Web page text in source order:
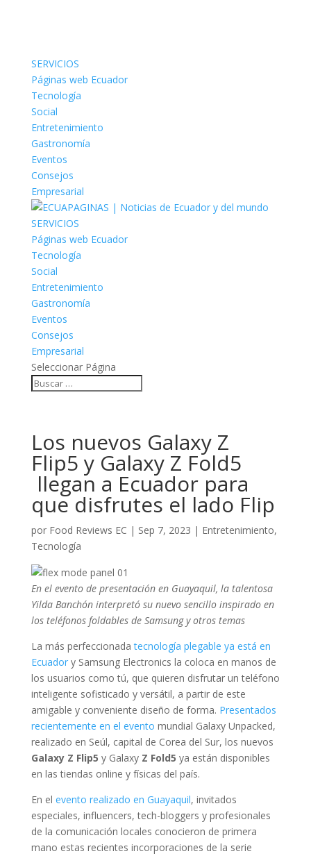
SERVICIOS
Páginas web Ecuador
Tecnología
Social
Entretenimiento
Gastronomía
Eventos
Consejos
Empresarial
SERVICIOS
Páginas web Ecuador
Tecnología
Social
Entretenimiento
Gastronomía
Eventos
Consejos
Empresarial
Seleccionar Página
Los nuevos Galaxy Z
Flip5 y Galaxy Z Fold5
llegan a Ecuador para
que disfrutes el lado Flip
por Food Reviews EC | Sep 7, 2023 | Entretenimiento,
Tecnología
En el evento de presentación en Guayaquil, la talentosa
Yilda Banchón interpretó su nuevo sencillo inspirado en
los teléfonos foldables de Samsung y otros temas
La más perfeccionadatecnología plegable ya está en
Ecuadory Samsung Electronics la coloca en manos de
los usuarios como tú, que quieren disfrutar un teléfono
inteligente sofisticado y versátil, a partir de este
amigable y conveniente diseño de forma. Presentados
recientemente en el evento mundial Galaxy Unpacked,
realizado en Seúl, capital de Corea del Sur, los nuevos
Galaxy Z Flip5 y GalaxyZ Fold5 ya están disponibles
en las tiendas online y físicas del país.
En el evento realizado en Guayaquil, invitados
especiales, influencers, tech-bloggers y profesionales
de la comunicación locales conocieron de primera
mano estas recientes incorporaciones de la serie